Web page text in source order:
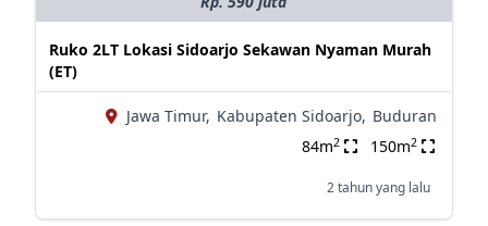
Ruko 2LT Lokasi Sidoarjo Sekawan Nyaman Murah
(ET)
Jawa Timur, Kabupaten Sidoarjo, Buduran
84m2 150m2
2 tahun yang lalu